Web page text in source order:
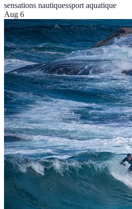
sensations nautiquessport aquatique
Aug 6